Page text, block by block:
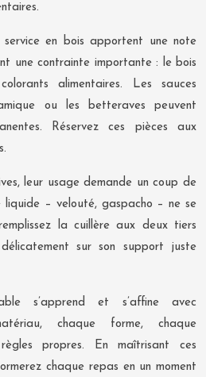
en bois apportent une note
une contrainte importante : le bois
alimentaires. Les sauces
ou les betteraves peuvent
Réservez ces pièces aux
leur usage demande un coup de
liquide – velouté, gaspacho – ne se
la cuillère aux deux tiers
sur son support juste
s’apprend et s’affine avec
chaque forme, chaque
propres. En maîtrisant ces
chaque repas en un moment